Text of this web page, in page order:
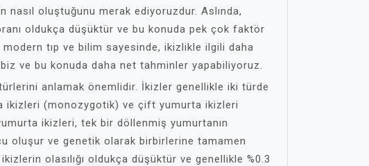
nasıl oluştuğunu merak ediyoruzdur. Aslında,
oldukça düşüktür ve bu konuda pek çok faktör
tıp ve bilim sayesinde, ikizlikle ilgili daha
ve bu konuda daha net tahminler yapabiliyoruz.
anlamak önemlidir. İkizler genellikle iki türde
ikizleri (monozygotik) ve çift yumurta ikizleri
ikizleri, tek bir döllenmiş yumurtanın
oluşur ve genetik olarak birbirlerine tamamen
olasılığı oldukça düşüktür ve genellikle %0.3